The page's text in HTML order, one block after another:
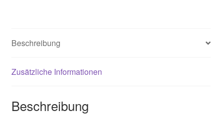
Beschreibung
Zusätzliche Informationen
Beschreibung